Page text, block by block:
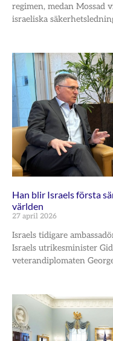
regimen, medan Mossad
israeliska
Han blir Israels första
världen
27 april 2026
Israels tidigare
Israels utrikesminister
veterandiplomaten